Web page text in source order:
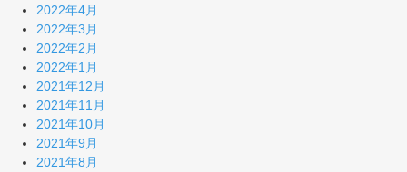
2022年4月
2022年3月
2022年2月
2022年1月
2021年12月
2021年11月
2021年10月
2021年9月
2021年8月